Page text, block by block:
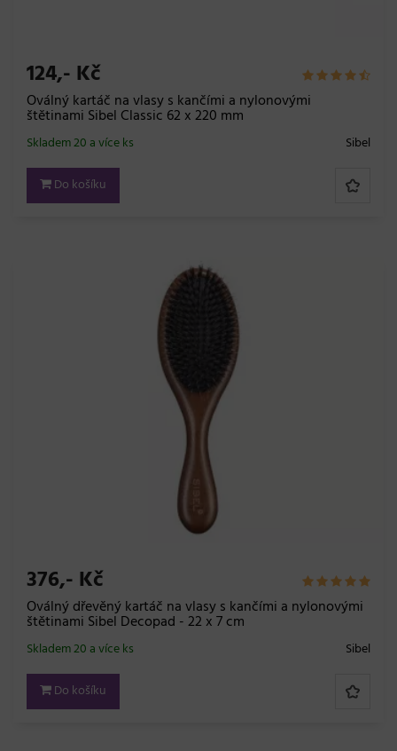
124,- Kč
Oválný kartáč na vlasy s kančími a nylonovými
štětinami Sibel Classic 62 x 220 mm
Sibel
Skladem 20 a více ks
Do košíku
376,- Kč
Oválný dřevěný kartáč na vlasy s kančími a nylonovými
štětinami Sibel Decopad - 22 x 7 cm
Sibel
Skladem 20 a více ks
Do košíku